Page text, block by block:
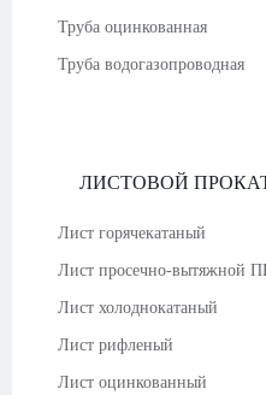
Труба оцинкованная
Труба водогазопроводная
ЛИСТОВОЙ
Лист горячекатаный
Лист просечно-вытяжной
Лист холоднокатаный
Лист рифленый
Лист оцинкованный